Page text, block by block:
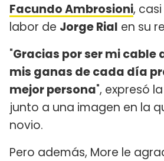
Facundo Ambrosioni,
labor de Jorge Rial en su
"Gracias por ser mi cable
mis ganas de cada día
mejor persona", expresó
junto a una imagen en la
novio.
Pero además, More le